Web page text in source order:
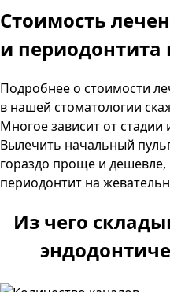
Стоимость
и периодонтита
Подробнее о стоимости
в нашей стоматологии
Многое зависит от
Вылечить начальный
гораздо проще и
периодонтит на
Из чего